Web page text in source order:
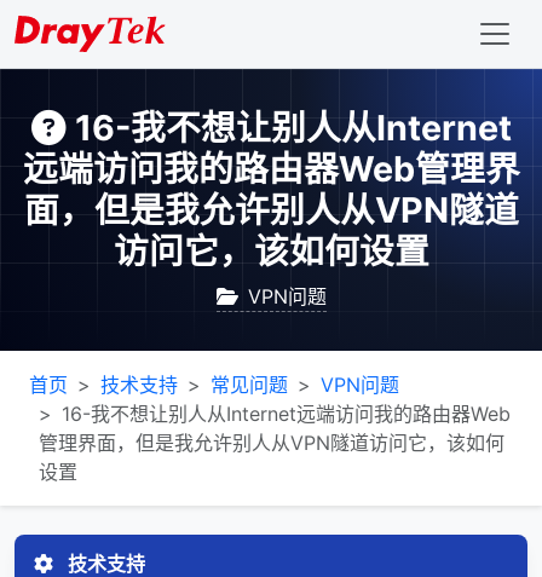
16-我不想让别人从Internet
远端访问我的路由器Web管理界
面，但是我允许别人从VPN隧道
访问它，该如何设置
VPN问题
首页 技术支持 常见问题
VPN问题
16-我不想让别人从Internet远端访问我的路由器Web
管理界面，但是我允许别人从VPN隧道访问它，该如何
设置
技术支持